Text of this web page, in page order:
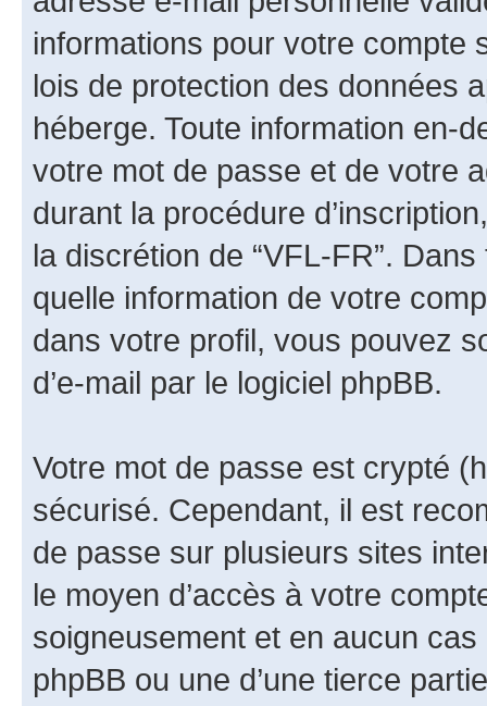
informations pour votre compte
lois de protection des données
héberge. Toute information en-
votre mot de passe et de votre
durant la procédure
la discrétion de “VFL-FR”.
quelle information de votre
dans votre profil, vous pouvez
d’e-mail par le logiciel phpBB.
Votre mot de passe est crypté
sécurisé. Cependant, il est
de passe sur plusieurs sites
le moyen d’accès à votre
soigneusement et en aucun
phpBB ou une d’une tierce